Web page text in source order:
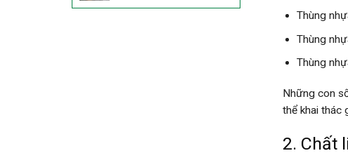
Thùng
Thùng
Thùng
Những con
thể khai thác
2. Chất